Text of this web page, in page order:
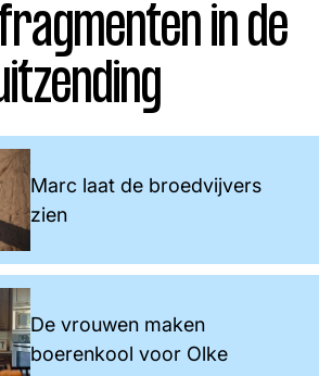
in de
Marc laat de broedvijvers
zien
De vrouwen maken
boerenkool voor Olke